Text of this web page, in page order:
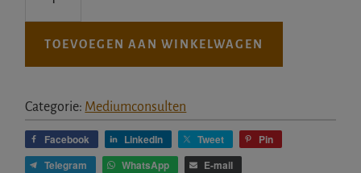
TOEVOEGEN AAN WINKELWAGEN
Categorie: Mediumconsulten
Facebook LinkedIn Tweet
Pin
Telegram
WhatsApp E-mail